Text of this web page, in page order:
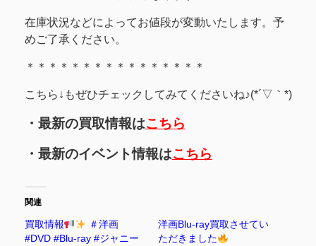
在庫状況などによってお値段が変動いたします。予
めご了承ください。
＊＊＊＊＊＊＊＊＊＊＊＊＊＊＊＊
こちら↓もぜひチェックしてみてくださいね♪(*´▽｀*)
・最新の買取情報はこちら
・最新のイベント情報はこちら
関連
買取情報
＃洋画
#DVD #Blu-ray #ジャニー
洋画Blu-ray買取させてい
ただきました